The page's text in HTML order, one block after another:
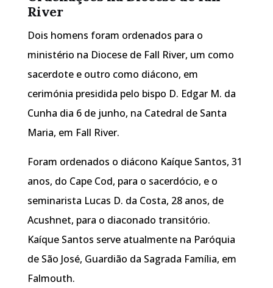
River
Dois homens foram ordenados para o
ministério na Diocese de Fall River, um como
sacerdote e outro como diácono, em
cerimónia presidida pelo bispo D. Edgar M. da
Cunha dia 6 de junho, na Catedral de Santa
Maria, em Fall River.
Foram ordenados o diácono Kaíque Santos, 31
anos, do Cape Cod, para o sacerdócio, e o
seminarista Lucas D. da Costa, 28 anos, de
Acushnet, para o diaconado transitório.
Kaíque Santos serve atualmente na Paróquia
de São José, Guardião da Sagrada Família, em
Falmouth.